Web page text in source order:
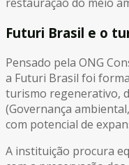
Futuri Brasil e o
Pensado pela ONG
a Futuri Brasil foi
turismo regenerativo,
(Governança
com potencial de
A instituição procura